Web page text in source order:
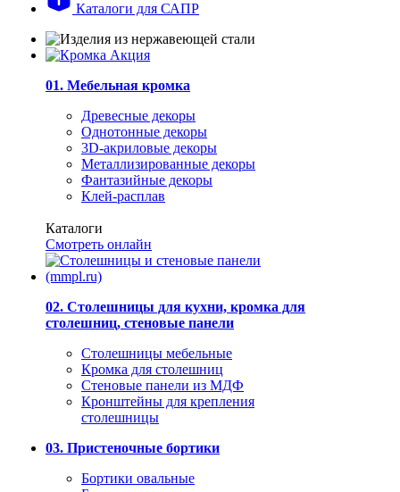
Каталоги для САПР
01. Мебельная кромка
Древесные декоры
Однотонные декоры
3D-акриловые декоры
Металлизированные декоры
Фантазийные декоры
Клей-расплав
Каталоги
Смотреть онлайн
02. Столешницы для кухни, кромка для
столешниц, стеновые панели
Столешницы мебельные
Кромка для столешниц
Стеновые панели из МДФ
Кронштейны для крепления
столешницы
03. Пристеночные бортики
Бортики овальные